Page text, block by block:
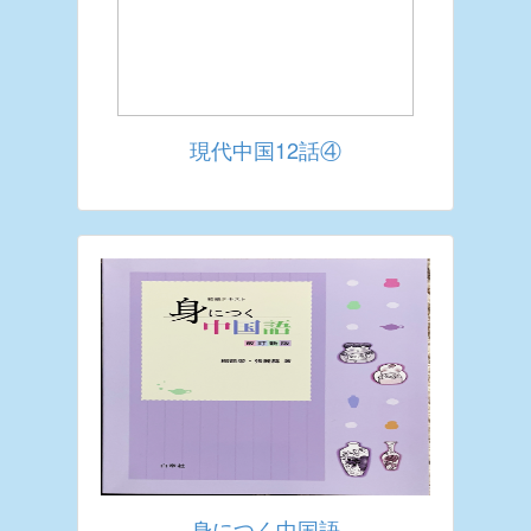
現代中国12話④